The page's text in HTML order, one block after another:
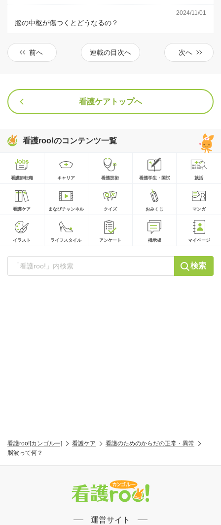
2024/11/01
脳の中枢が傷つくとどうなるの？
前へ 連載の目次へ 次へ
看護ケアトップへ
看護roo!のコンテンツ一覧
看護師転職 キャリア 看護技術 看護学生・国試 就活
看護ケア まなびチャンネル クイズ おみくじ マンガ
イラスト ライフスタイル アンケート 掲示板 マイページ
検索
看護roo![カンゴルー] 看護ケア
看護のためのからだの正常・異常
脳波って何？
運営サイト